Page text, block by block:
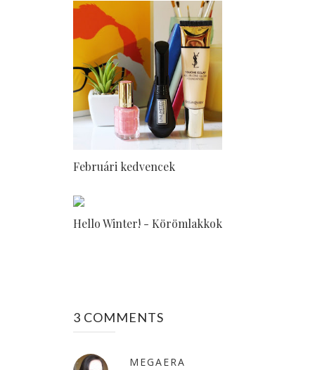
Februári kedvencek
Hello Winter! - Körömlakkok
3 COMMENTS
MEGAERA